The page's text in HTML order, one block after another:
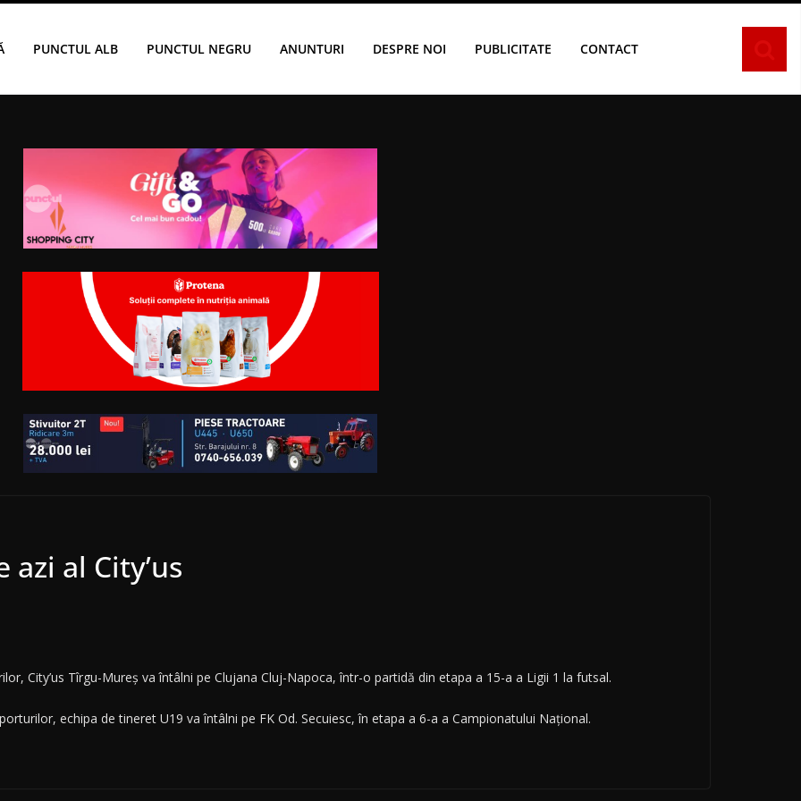
PUNCTUL ALB PUNCTUL NEGRU ANUNTURI DESPRE NOI PUBLICITATE CONTACT
al City’us
City’us Tîrgu-Mureș va întâlni pe Clujana Cluj-Napoca, într-o partidă din etapa a 15-a a Ligii 1 la futsal.
echipa de tineret U19 va întâlni pe FK Od. Secuiesc, în etapa a 6-a a Campionatului Național.